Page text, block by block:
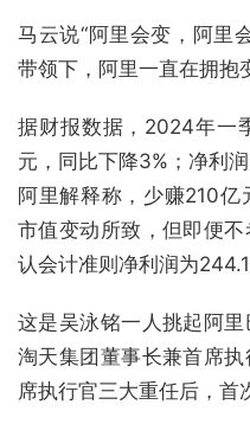
马云说“阿里会变，阿里
带领下，阿里一直在拥抱
据财报数据，2024年一
元，同比下降3%；净利
阿里解释称，少赚210
市值变动所致，但即便
认会计准则净利润为
这是吴泳铭一人挑起阿里
淘天集团董事长兼首席
席执行官三大重任后，首